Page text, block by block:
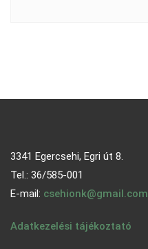
3341 Egercsehi, Egri út 8.
Tel.: 36/585-001
E-mail: csehionk@gmail.com
Adatkezelési tájékoztató